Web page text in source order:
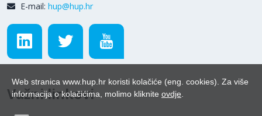
E-mail: hup@hup.hr
Važni linkovi
Web stranica www.hup.hr koristi kolačiće (eng. cookies). Za više
informacija o kolačićima, molimo kliknite ovdje